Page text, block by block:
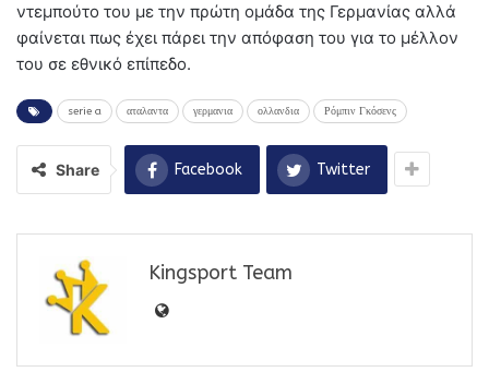
ντεμπούτο του με την πρώτη ομάδα της Γερμανίας αλλά
φαίνεται πως έχει πάρει την απόφαση του για το μέλλον
του σε εθνικό επίπεδο.
serie a αταλαντα γερμανια ολλανδια Ρόμπιν Γκόσενς
Share Facebook Twitter
Kingsport Team